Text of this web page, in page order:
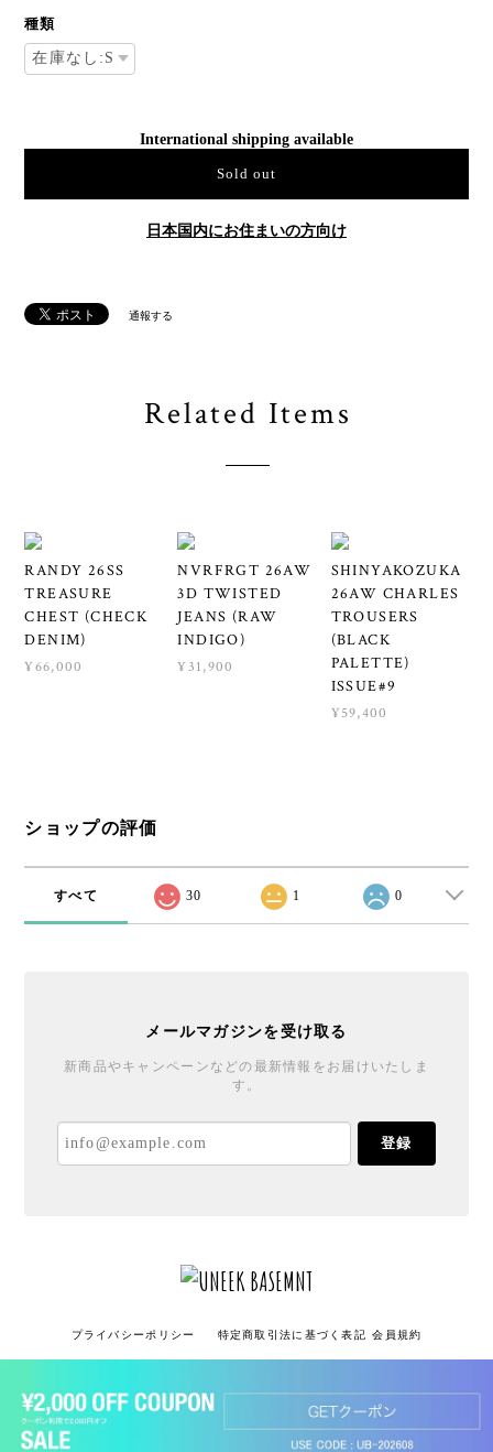
種類
International shipping available
Sold out
日本国内にお住まいの方向け
通報する
Related Items
RANDY 26SS
TREASURE
CHEST (CHECK
DENIM)
¥66,000
NVRFRGT 26AW
3D TWISTED
JEANS (RAW
INDIGO)
¥31,900
SHINYAKOZUKA
26AW CHARLES
TROUSERS
(BLACK
PALETTE)
ISSUE#9
¥59,400
ショップの評価
すべて 30 1 0
メールマガジンを受け取る
新商品やキャンペーンなどの最新情報をお届けいたしま
す。
登録
プライバシーポリシー 特定商取引法に基づく表記 会員規約
© UNEEK BASEMNT All rights reserved.
ショップに質問する